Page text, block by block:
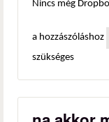
Nincs még
a hozzászóláshoz
szükséges